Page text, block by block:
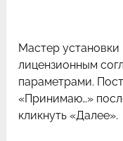
Мастер
лицензионным
параметрами.
«Принимаю…»
кликнуть «Далее».